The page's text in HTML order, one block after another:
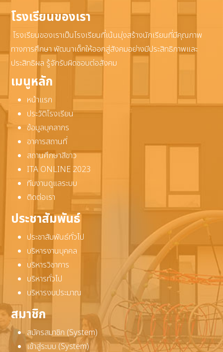
โรงเรียนของเรา
โรงเรียนของเราเป็นโรงเรียนที่เน้นมุ่งสร้างนักเรียนที่มีคุณภาพ
ทางการศึกษา พัฒนาเด็กให้ออกสู่สังคมอย่างมีประสิทธิภาพและ
ประสิทธิผล รู้จักรับผิดชอบต่อสังคม
เมนูหลัก
หน้าแรก
ประวัติโรงเรียน
ข้อมูลบุคลากร
อาคารสถานที่
สถานศึกษาสีขาว
ITA ONLINE 2023
ทีมงานดูแลระบบ
ติดต่อเรา
ประชาสัมพันธ์
ประชาสัมพันธ์ทั่วไป
บริหารงานบุคคล
บริหารวิชาการ
บริหารทั่วไป
บริหารงบประมาณ
สมาชิก
สมัครสมาชิก (System)
เข้าสู่ระบบ (System)